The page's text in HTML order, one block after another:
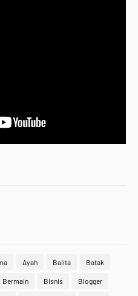
Ayah Balita Batak
Bermain Bisnis Blogger